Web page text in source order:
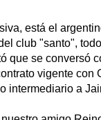
está el
club "santo",
que se conversó
vigente con
intermediario a